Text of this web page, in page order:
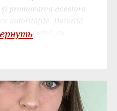
promovarea acestora
autoritățile. Datorită
tineri activi, cu